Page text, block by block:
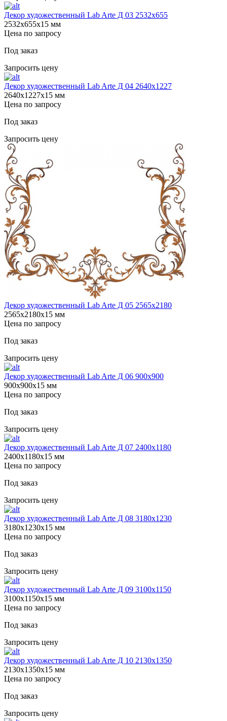
Декор художественный Lab Arte Д 03 2532x655
2532х655х15 мм
Цена по запросу
Под заказ
Запросить цену
Декор художественный Lab Arte Д 04 2640х1227
2640х1227х15 мм
Цена по запросу
Под заказ
Запросить цену
Декор художественный Lab Arte Д 05 2565х2180
2565х2180х15 мм
Цена по запросу
Под заказ
Запросить цену
Декор художественный Lab Arte Д 06 900х900
900х900х15 мм
Цена по запросу
Под заказ
Запросить цену
Декор художественный Lab Arte Д 07 2400х1180
2400х1180х15 мм
Цена по запросу
Под заказ
Запросить цену
Декор художественный Lab Arte Д 08 3180х1230
3180х1230х15 мм
Цена по запросу
Под заказ
Запросить цену
Декор художественный Lab Arte Д 09 3100х1150
3100х1150х15 мм
Цена по запросу
Под заказ
Запросить цену
Декор художественный Lab Arte Д 10 2130х1350
2130х1350х15 мм
Цена по запросу
Под заказ
Запросить цену